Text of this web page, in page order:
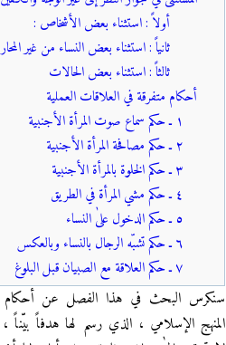
أولاً : استثناء بعض الأشخاص :
ثانياً : استثناء بعض النساء من غير
ثالثاً : استثناء بعض الحالات
أحكام متفرقة في العلاقات العملية
١ ـ حكم سماع صوت المرأة الأجنبية
٢ ـ حكم مصافحة المرأة الأجنبية
٣ ـ حكم الخلوة بالمرأة الأجنبية
٤ ـ حكم مشي المرأة في الطريق
٥ ـ حكم الدخول علىٰ النساء
٦ ـ حكم تشبّه الرجال بالنساء وبالعكس
٧ ـ حكم العلاقة مع الصبيان قبل البلوغ
سنكرس البحث في هذا الفصل عن أحكام
المنهج الإسلامي ، الذي رسم لها هدفاً بيّناً